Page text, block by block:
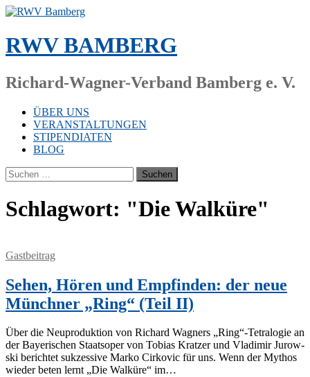
Zum
springen
RWV BAMBERG
Richard-Wagner-Verband Bamberg e. V.
ÜBER UNS
VERANSTALTUNGEN
STIPENDIATEN
BLOG
Suchen
nach:
Schlagwort: "Die Walküre"
Gastbeitrag
Sehen, Hören und Empfinden: der neue
Münchner „Ring“ (Teil II)
Über die Neu­pro­duk­ti­on von Ri­chard Wag­ners „Ring“-Tetralogie an
der Baye­ri­schen Staats­oper von To­bi­as Krat­zer und Vla­di­mir Ju­row­
ski be­rich­tet suk­zes­si­ve Mar­ko Cir­ko­vic für uns. Wenn der My­thos
wie­der be­ten lernt „Die Wal­kü­re“ im…